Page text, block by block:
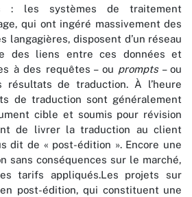
: les systèmes de traitement
qui ont ingéré massivement des
langagières, disposent d’un réseau
des liens entre ces données et
à des requêtes – ou prompts– ou
résultats de traduction. À l’heure
de traduction sont généralement
cible et soumis pour révision
de livrer la traduction au client
dit de « post-édition ». Encore une
sans conséquences sur le marché,
tarifs appliqués.Les projets sur
post-édition, qui constituent une